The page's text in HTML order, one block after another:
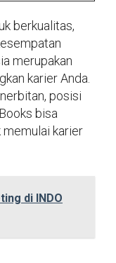
berkualitas,
merupakan
karier Anda.
posisi
bisa
memulai karier
di INDO